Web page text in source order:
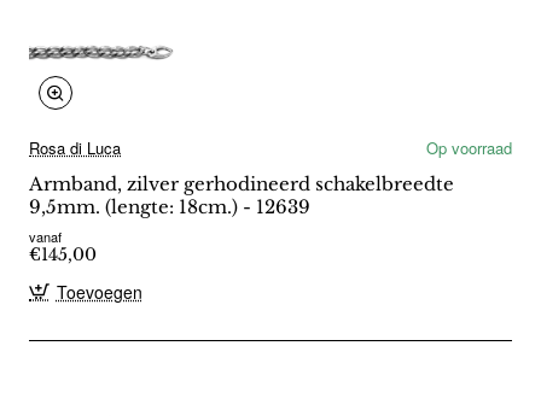
Rosa di Luca
Op voorraad
Armband, zilver gerhodineerd schakelbreedte
9,5mm. (lengte: 18cm.) - 12639
vanaf
€145,00
Toevoegen